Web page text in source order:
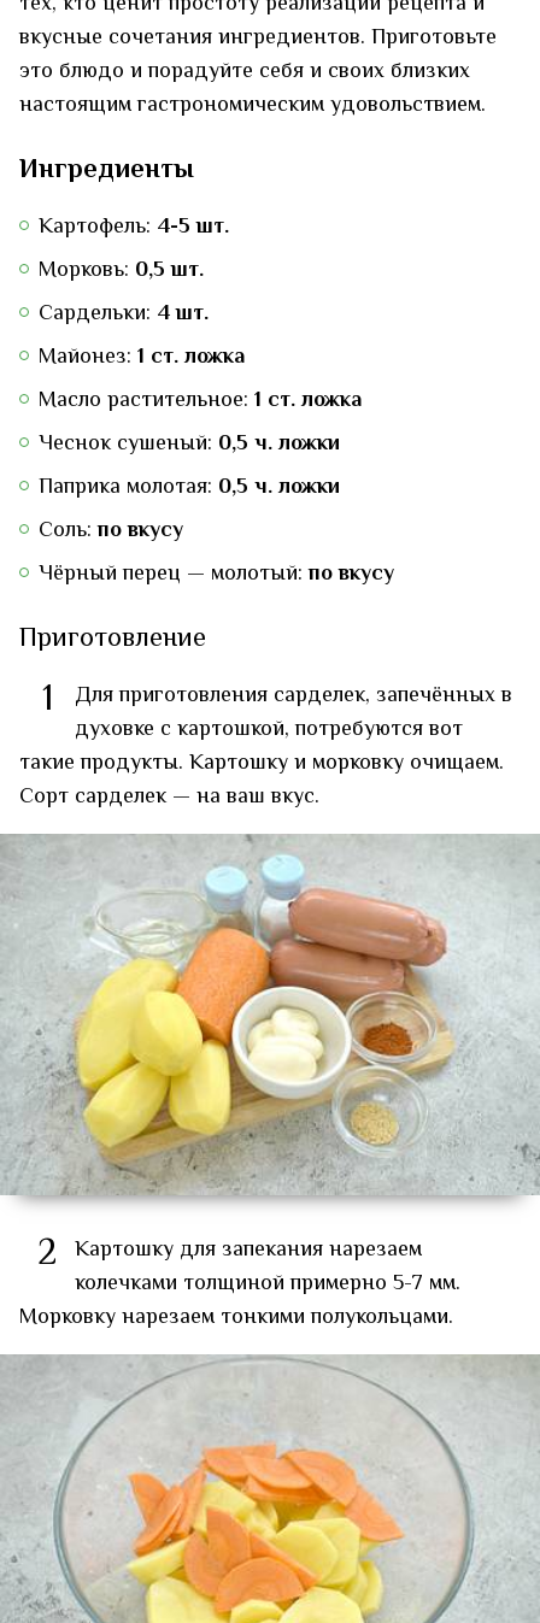
вкусные сочетания ингредиентов. Приготовьте
это блюдо и порадуйте себя и своих близких
настоящим гастрономическим удовольствием.
Ингредиенты
Картофель: 4-5 шт.
Морковь: 0,5 шт.
Сардельки: 4 шт.
Майонез: 1 ст. ложка
Масло растительное: 1 ст. ложка
Чеснок сушеный: 0,5 ч. ложки
Паприка молотая: 0,5 ч. ложки
Соль:по вкусу
Чёрный перец — молотый:по вкусу
Приготовление
1
Для приготовления сарделек, запечённых в
духовке с картошкой, потребуются вот
такие продукты. Картошку и морковку очищаем.
Сорт сарделек — на ваш вкус.
2 Картошку для запекания нарезаем
колечками толщиной примерно 5-7 мм.
Морковку нарезаем тонкими полукольцами.